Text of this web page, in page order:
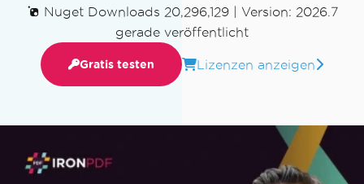
Nuget Downloads 20,296,129| Version: 2026.7
gerade veröffentlicht
Gratis testen Lizenzen anzeigen